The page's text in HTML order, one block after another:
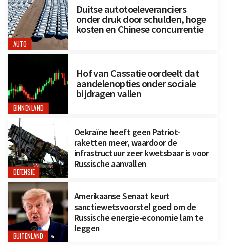
AUTO
Duitse autotoeleveranciers
onder druk door schulden, hoge
kosten en Chinese concurrentie
BINNENLAND
Hof van Cassatie oordeelt dat
aandelenopties onder sociale
bijdragen vallen
DEFENSIE
Oekraïne heeft geen Patriot-
raketten meer, waardoor de
infrastructuur zeer kwetsbaar is voor
Russische aanvallen
BUITENLAND
Amerikaanse Senaat keurt
sanctiewetsvoorstel goed om de
Russische energie-economie lam te
leggen